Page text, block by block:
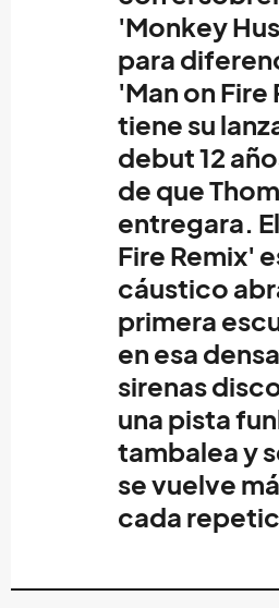
'Monkey
para
'Man on Fire
tiene su
debut 12
de queThom
entregara.
Fire Remix'
cáustico
primera
en esa
sirenas
una pista
tambalea y
se vuelve
cada